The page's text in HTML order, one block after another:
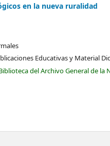
en la nueva ruralidad
Educativas y Material
del Archivo General de la